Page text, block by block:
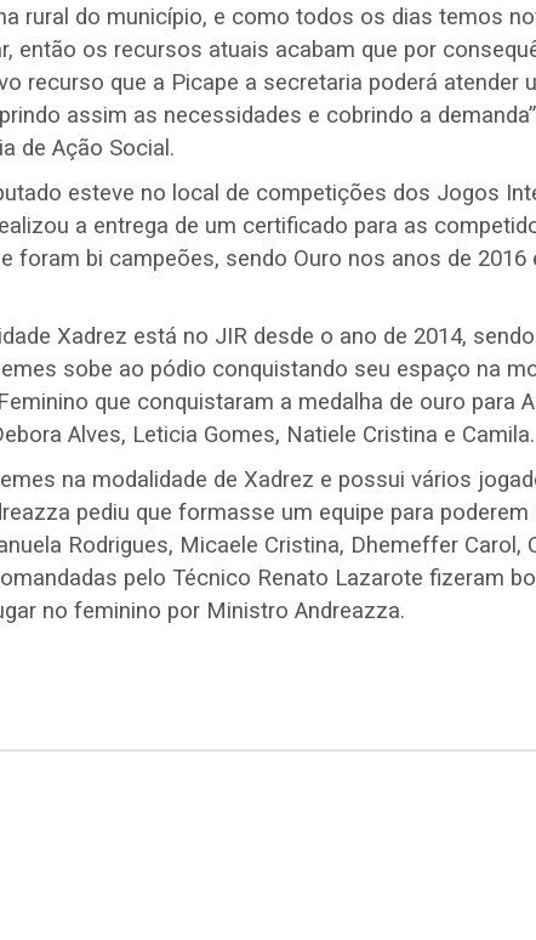
rural do município, e como todos os dias temos
então os recursos atuais acabam que por
recurso que a Picape a secretaria poderá atender
assim as necessidades e cobrindo a
de Ação Social.
esteve no local de competições dos Jogos
a entrega de um certificado para as
foram bi campeões, sendo Ouro nos anos de 2016
Xadrez está no JIR desde o ano de 2014,
sobe ao pódio conquistando seu espaço na
que conquistaram a medalha de ouro para
Alves, Leticia Gomes, Natiele Cristina e Camila.
na modalidade de Xadrez e possui vários
pediu que formasse um equipe para
Rodrigues, Micaele Cristina, Dhemeffer Carol,
pelo Técnico Renato Lazarote fizeram
no feminino por Ministro Andreazza.